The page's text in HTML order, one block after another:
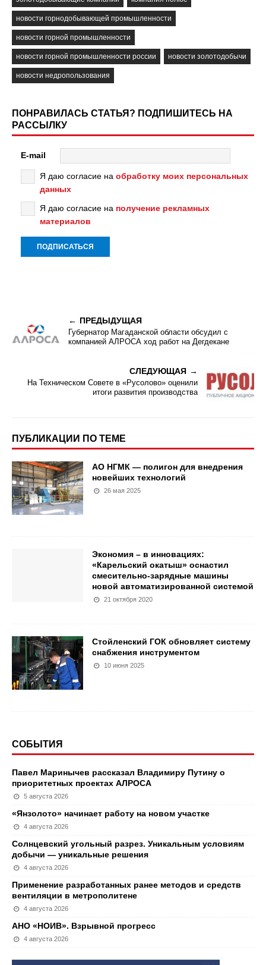
новости горнодобывающей промышленности
новости горной промышленности
новости горной промышленности россии новости золотодобычи
новости недропользования
ПОНРАВИЛАСЬ СТАТЬЯ? ПОДПИШИТЕСЬ НА
РАССЫЛКУ
E-mail
Я даю согласие на обработку моих персональных
данных
Я даю согласие на получение рекламных
материалов
ПРЕДЫДУЩАЯ
Губернатор Магаданской области обсудил с
компанией АЛРОСА ход работ на Дегдекане
СЛЕДУЮЩАЯ
На Техническом Совете в «Русолово» оценили
итоги развития производства
ПУБЛИКАЦИИ ПО ТЕМЕ
АО НГМК — полигон для внедрения
новейших технологий
26 мая 2025
Экономия – в инновациях:
«Карельский окатыш» оснастил
смесительно-зарядные машины
новой автоматизированной системой
21 октября 2020
Стойленский ГОК обновляет систему
снабжения инструментом
10 июня 2025
СОБЫТИЯ
Павел Маринычев рассказал Владимиру Путину о
приоритетных проектах АЛРОСА
5 августа 2026
«Янзолото» начинает работу на новом участке
4 августа 2026
Солнцевский угольный разрез. Уникальным условиям
добычи — уникальные решения
4 августа 2026
Применение разработанных ранее методов и средств
вентиляции в метрополитене
4 августа 2026
АНО «НОИВ». Взрывной прогресс
4 августа 2026